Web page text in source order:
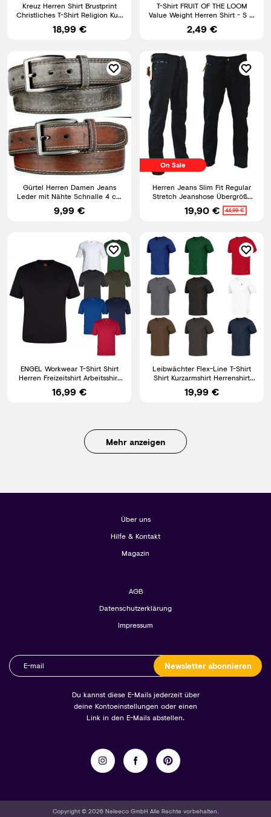
Kreuz Herren Shirt Brustprint
Christliches T-Shirt Religion Kult
bis 8XL
18,99 €
T-Shirt FRUIT OF THE LOOM
Value Weight Herren Shirt - S M
L XL etc. zur Auswahl
2,49 €
Gürtel Herren Damen Jeans
Leder mit Nähte Schnalle 4 cm
Breit Schwarz Braun
9,99 €
On Sale
Herren Jeans Slim Fit Regular
Stretch Jeanshose Übergröße
Hosen Six-Jeans
19,90 € 44,99 €
ENGEL Workwear T-Shirt Shirt
Herren Freizeitshirt Arbeitsshirt
Herrenshirt
16,99 €
Leibwächter Flex-Line T-Shirt
Shirt Kurzarmshirt Herrenshirt
Herren Workwear
19,99 €
Mehr anzeigen
Über uns
Hilfe & Kontakt
Magazin
AGB
Datenschutzerklärung
Impressum
Newsletter abonnieren
Du kannst diese E-Mails jederzeit über
deine Kontoeinstellungen oder einen
Link in den E-Mails abstellen.
Copyright © 2026 Neleeco GmbH Alle Rechte vorbehalten.